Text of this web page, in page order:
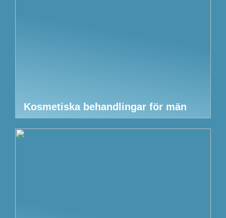
Kosmetiska behandlingar för män